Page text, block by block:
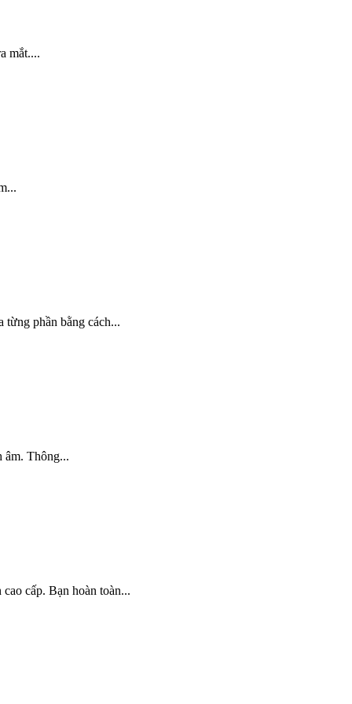
mắt....
phần bằng cách...
âm. Thông...
cấp. Bạn hoàn toàn...